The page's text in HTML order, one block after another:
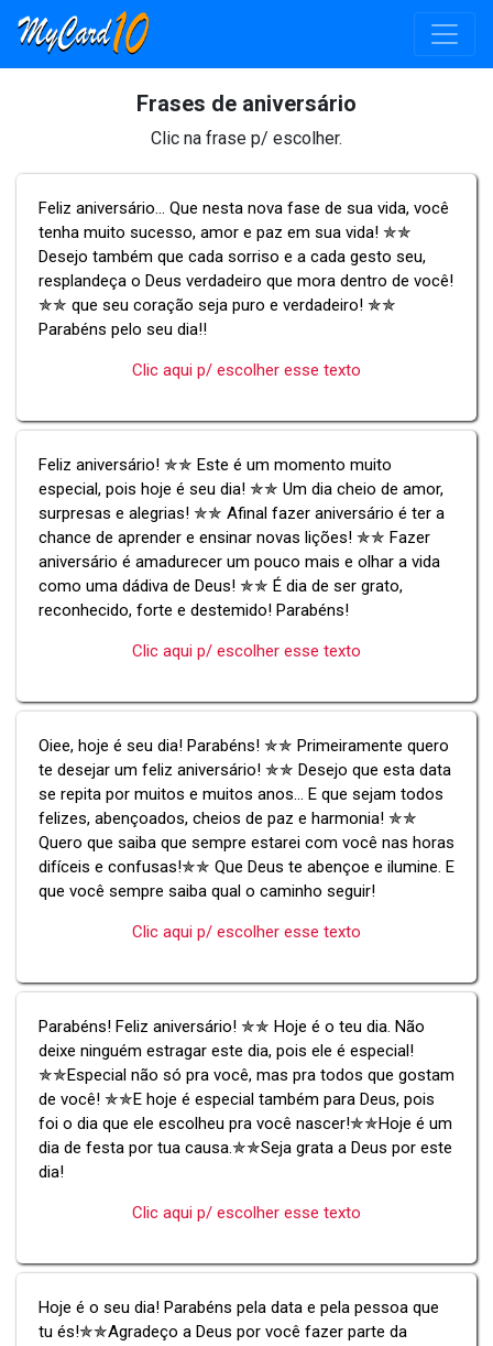
Frases de aniversário
Clic na frase p/ escolher.
Feliz aniversário... Que nesta nova fase de sua vida, você
tenha muito sucesso, amor e paz em sua vida! ✯✯
Desejo também que cada sorriso e a cada gesto seu,
resplandeça o Deus verdadeiro que mora dentro de você!
✯✯ que seu coração seja puro e verdadeiro! ✯✯
Parabéns pelo seu dia!!
Clic aqui p/ escolher esse texto
Feliz aniversário! ✯✯ Este é um momento muito
especial, pois hoje é seu dia! ✯✯ Um dia cheio de amor,
surpresas e alegrias! ✯✯ Afinal fazer aniversário é ter a
chance de aprender e ensinar novas lições! ✯✯ Fazer
aniversário é amadurecer um pouco mais e olhar a vida
como uma dádiva de Deus! ✯✯ É dia de ser grato,
reconhecido, forte e destemido! Parabéns!
Clic aqui p/ escolher esse texto
Oiee, hoje é seu dia! Parabéns! ✯✯ Primeiramente quero
te desejar um feliz aniversário! ✯✯ Desejo que esta data
se repita por muitos e muitos anos... E que sejam todos
felizes, abençoados, cheios de paz e harmonia! ✯✯
Quero que saiba que sempre estarei com você nas horas
difíceis e confusas!✯✯ Que Deus te abençoe e ilumine. E
que você sempre saiba qual o caminho seguir!
Clic aqui p/ escolher esse texto
Parabéns! Feliz aniversário! ✯✯ Hoje é o teu dia. Não
deixe ninguém estragar este dia, pois ele é especial!
✯✯Especial não só pra você, mas pra todos que gostam
de você! ✯✯E hoje é especial também para Deus, pois
foi o dia que ele escolheu pra você nascer!✯✯Hoje é um
dia de festa por tua causa.✯✯Seja grata a Deus por este
dia!
Clic aqui p/ escolher esse texto
Hoje é o seu dia! Parabéns pela data e pela pessoa que
tu és!✯✯Agradeço a Deus por você fazer parte da